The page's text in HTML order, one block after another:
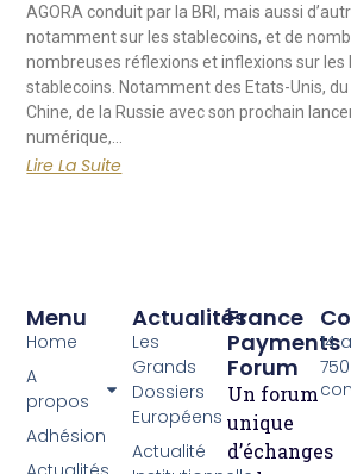
AGORA conduit par la BRI, mais aussi
notamment sur les stablecoins, et de
nombreuses réflexions et inflexions sur les
stablecoins. Notamment des Etats-Unis,
Chine, de la Russie avec son prochain
numérique,…
Lire La Suite
France
Payments
Forum
Un forum
unique
d’échanges
Actualités
Les
Grands
Dossiers
Européens
Actualité
Menu
Home
A
propos
Adhésion
14